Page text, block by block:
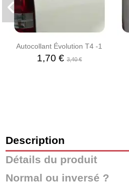
Autocollant Évolution T4 -1
1,70 € 3,40 €
Description
Détails du produit
Normal ou inversé ?